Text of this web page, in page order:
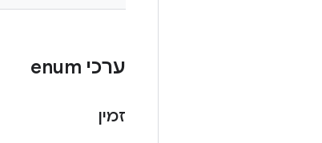
ערכי enum
זמין